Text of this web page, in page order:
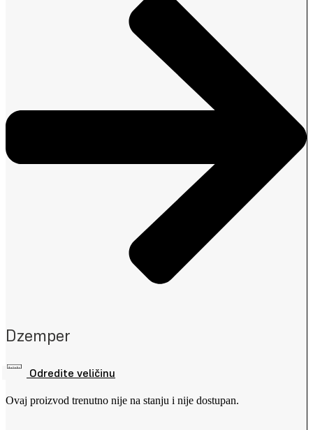
Dzemper
Odredite veličinu
Ovaj proizvod trenutno nije na stanju i nije dostupan.